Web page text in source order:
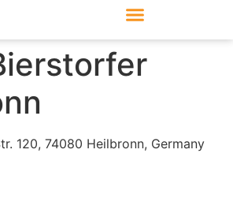
120, 74080 Heilbronn, Germany